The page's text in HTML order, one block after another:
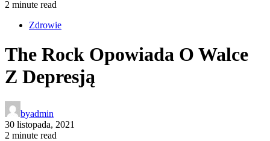
2 minute read
Zdrowie
The Rock Opowiada O Walce
Z Depresją
byadmin
30 listopada, 2021
2 minute read